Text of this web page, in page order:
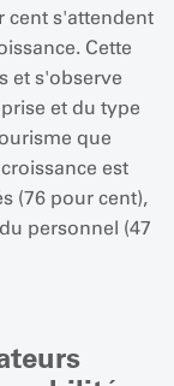
cent s'attendent
Cette
et s'observe
et du type
que
est
(76 pour cent),
personnel (47